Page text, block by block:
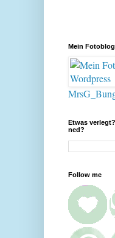
Mein
Etwas
ned?
Follow me